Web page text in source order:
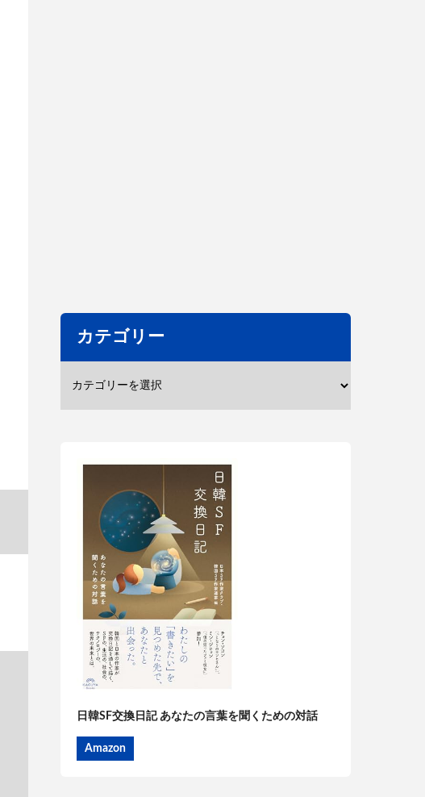
カテゴリー
日韓SF交換日記 あなたの言葉を聞くための対話
Amazon